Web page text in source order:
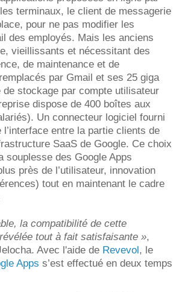
terminaux, le client de messagerie
pour ne pas modifier les
des employés. Mais les anciens
vieillissants et nécessitant des
de maintenance et de
par Gmail et ses 25 giga
stockage par compte utilisateur
dispose de 400 boîtes aux
Un connecteur logiciel fourni
l’interface entre la partie clients de
SaaS de Google. Ce choix
souplesse des Google Apps
près de l’utilisateur, innovation
tout en maintenant le cadre
la compatibilité de cette
tout à fait satisfaisante »,
Avec l'aide de Revevol, le
Apps s’est effectué en deux temps